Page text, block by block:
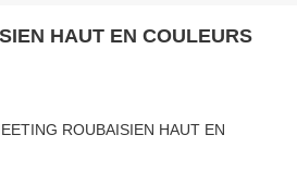
HAUT EN COULEURS